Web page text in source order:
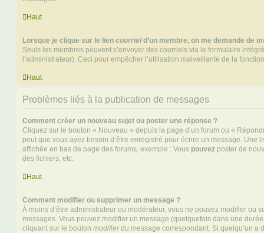
Haut
Lorsque je clique sur le lien courrield’un membre, on me demande de
Seuls les membres peuvent s’envoyer des courriels via le formulaire
l’administrateur). Ceci pour empêcher l’utilisation malveillante de la
Haut
Problèmes liés à la publication de messages
Comment créer un nouveau sujet ou poster une réponse ?
Cliquez sur le bouton « Nouveau » depuis la page d’un forum ou «
peut que vous ayez besoin d’être enregistré pour écrire un message. Une
affichée en bas de page des forums, exemple : Vous pouvez poster de
des fichiers, etc.
Haut
Comment modifier ou supprimer un message ?
À moins d’être administrateur ou modérateur, vous ne pouvez modifier ou
messages. Vous pouvez modifier un message (quelquefois dans une
cliquant sur le bouton modifierdu message correspondant. Si quelqu’un a